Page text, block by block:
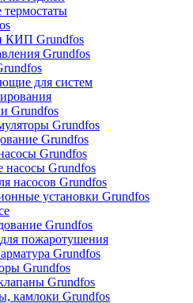
КИП Grundfos
Grundfos
для систем
Grundfos
Grundfos
Grundfos
Grundfos
насосы Grundfos
насосов Grundfos
установки Grundfos
Grundfos
пожаротушения
Grundfos
Grundfos
Grundfos
камлоки Grundfos